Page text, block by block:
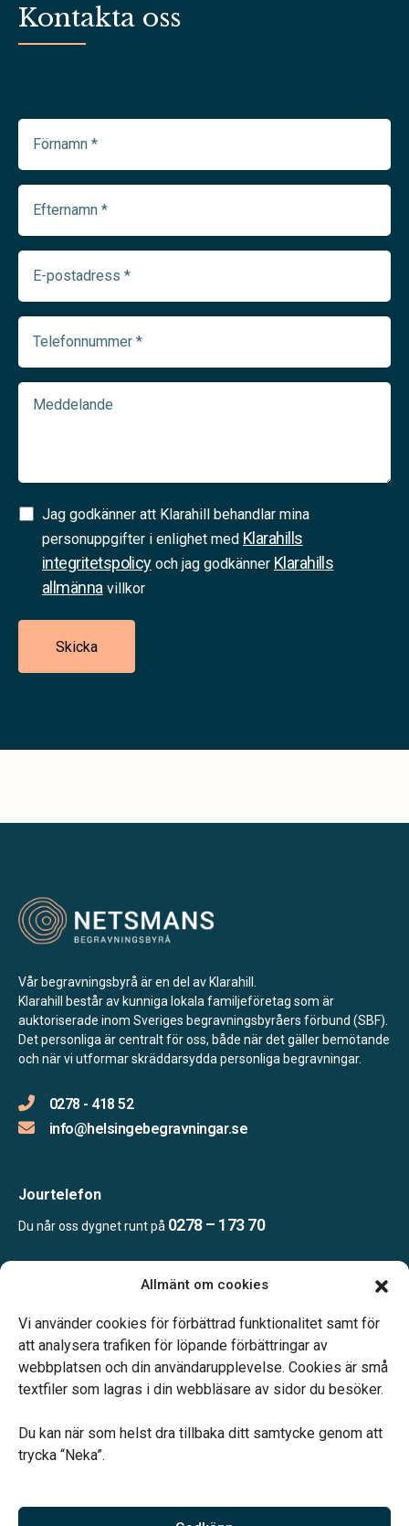
Allmänt om cookies
Vi använder cookies för förbättrad funktionalitet samt för
att analysera trafiken för löpande förbättringar av
webbplatsen och din användarupplevelse. Cookies är små
textfiler som lagras i din webbläsare av sidor du besöker.
Du kan när som helst dra tillbaka ditt samtycke genom att
trycka “Neka”.
Kontakta oss
Förnamn
(Required)
Efternamn
(Required)
E-
postadress
(Required)
Telefonnummer
(Required)
Meddelande
Samtycke
(Required)
Jag godkänner att Klarahill behandlar mina
personuppgifter i enlighet med Klarahills
integritetspolicyoch jag godkänner Klarahills
allmänna villkor
Skicka
Vår begravningsbyrå är en del av Klarahill.
Klarahill består av kunniga lokala familjeföretag som är
auktoriserade inom Sveriges begravningsbyråers förbund (SBF).
Det personliga är centralt för oss, både när det gäller bemötande
och när vi utformar skräddarsydda personliga begravningar.
0278 - 418 52
info@helsingebegravningar.se
Jourtelefon
Du når oss dygnet runt på 0278 – 173 70
Kontoret bemannas enligt telefonöverenskommelse
Vårt systerbolag Verahill hjälper dig med familjejuridiken –